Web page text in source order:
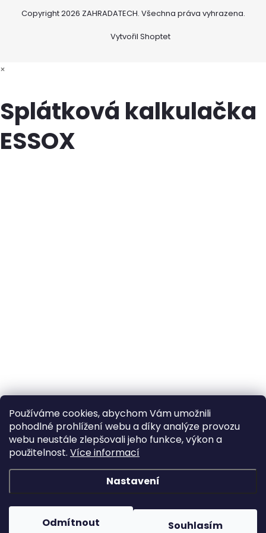
Používáme cookies, abychom Vám umožnili
pohodlné prohlížení webu a díky analýze provozu
webu neustále zlepšovali jeho funkce, výkon a
použitelnost. Více informací
Nastavení
Odmítnout Souhlasím
Vytvořil Shoptet
Copyright 2026 ZAHRADATECH. Všechna práva vyhrazena.
×
Splátková kalkulačka
ESSOX